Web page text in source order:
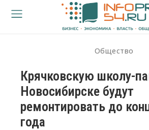
Общество
Крячковскую школу-
Новосибирске будут
ремонтировать до
года